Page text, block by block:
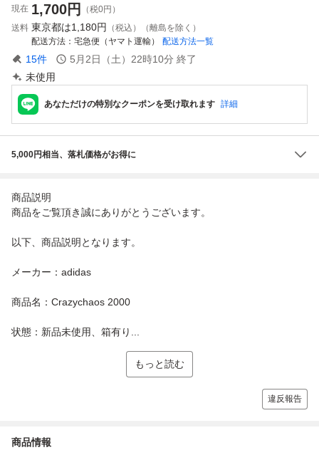
現在 1,700円
（税0円）
送料 東京都は1,180円
（税込）（離島を除く）
配送方法
宅急便（ヤマト運輸） 配送方法一覧
15件 5月2日（土）22時10分 終了
未使用
あなただけの特別なクーポンを受け取れます 詳細
5,000円相当、落札価格がお得に
商品説明
商品をご覧頂き誠にありがとうございます。
以下、商品説明となります。
メーカー：adidas
商品名：Crazychaos 2000
状態：新品未使用、箱有り...
もっと読む
違反報告
商品情報